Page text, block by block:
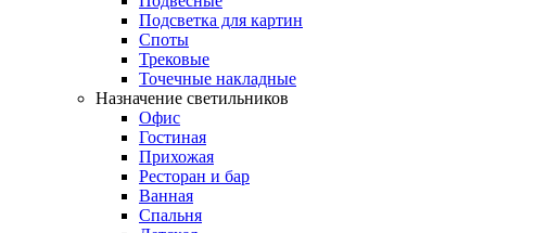
Подсветка для картин
Споты
Трековые
Точечные накладные
Назначение светильников
Офис
Гостиная
Прихожая
Ресторан и бар
Ванная
Спальня